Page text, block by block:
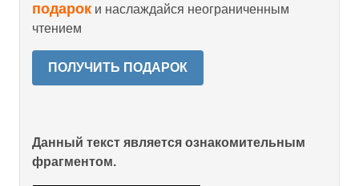
подарок и наслаждайся неограниченным
чтением
ПОЛУЧИТЬ ПОДАРОК
Данный текст является ознакомительным
фрагментом.